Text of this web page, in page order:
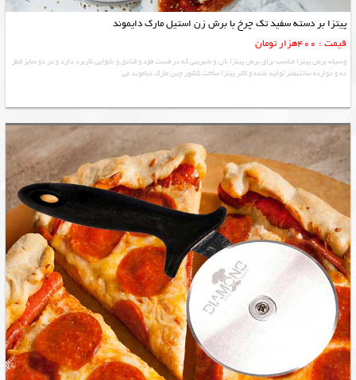
پیتزا بر دسته سفید تک چرخ با برش زن استیل مارک دایموند
قیمت : 400هزار تومان
وسیله برش پیتزا مناسب برای برش پیتزا نان و شیرینی که در فست فود و قنادی و نانوایی کاربرد دارد و در دو سایز قطر
ده و دوازده سانتیمتر تولید شده و کاتر پیتزا ساخت کشور چین مارک دیاموند می